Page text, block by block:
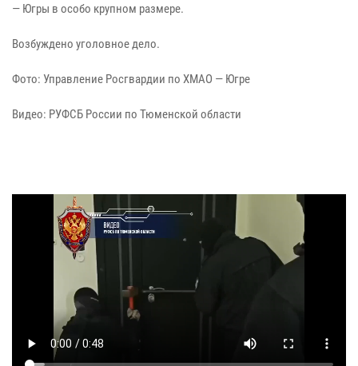
— Югры в особо крупном размере.
Возбуждено уголовное дело.
Фото: Управление Росгвардии по ХМАО — Югре
Видео: РУФСБ России по Тюменской области